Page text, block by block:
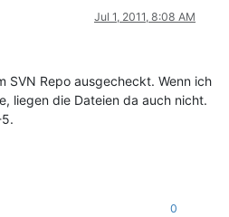
Jul 1, 2011, 8:08 AM
SVN Repo ausgecheckt. Wenn ich
liegen die Dateien da auch nicht.
0